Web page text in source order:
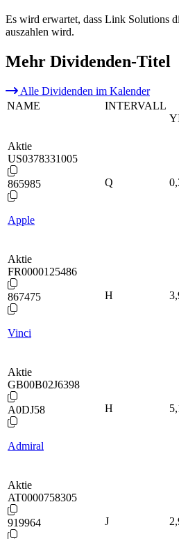
Es wird erwartet, dass Link Solutions
auszahlen wird.
Mehr Dividenden-Titel
Alle Dividenden im Kalender
NAME
INTERVALL
Aktie
US0378331005
865985
Apple
Q
Aktie
FR0000125486
867475
Vinci
H
Aktie
GB00B02J6398
A0DJ58
Admiral
H
Aktie
AT0000758305
919964 J